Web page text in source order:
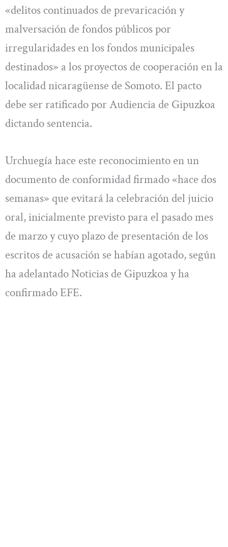
«delitos continuados de prevaricación y
malversación de fondos públicos por
irregularidades en los fondos municipales
destinados» a los proyectos de cooperación en la
localidad nicaragüense de Somoto. El pacto
debe ser ratificado por Audiencia de Gipuzkoa
dictando sentencia.
Urchuegía hace este reconocimiento en un
documento de conformidad firmado «hace dos
semanas» que evitará la celebración del juicio
oral, inicialmente previsto para el pasado mes
de marzo y cuyo plazo de presentación de los
escritos de acusación se habían agotado, según
ha adelantado Noticias de Gipuzkoa y ha
confirmado EFE.